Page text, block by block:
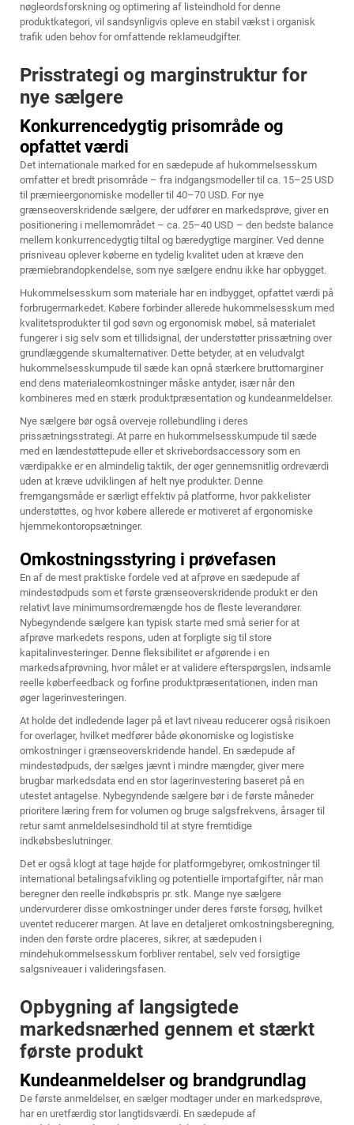
nøgleordsforskning og optimering af listeindhold for denne
produktkategori, vil sandsynligvis opleve en stabil vækst i organisk
trafik uden behov for omfattende reklameudgifter.
Prisstrategi og marginstruktur for
nye sælgere
Konkurrencedygtig prisområde og
opfattet værdi
Det internationale marked for en sædepude af hukommelsesskum
omfatter et bredt prisområde – fra indgangsmodeller til ca. 15–25 USD
til præmieergonomiske modeller til 40–70 USD. For nye
grænseoverskridende sælgere, der udfører en markedsprøve, giver en
positionering i mellemområdet – ca. 25–40 USD – den bedste balance
mellem konkurrencedygtig tiltal og bæredygtige marginer. Ved denne
prisniveau oplever køberne en tydelig kvalitet uden at kræve den
præmiebrandopkendelse, som nye sælgere endnu ikke har opbygget.
Hukommelsesskum som materiale har en indbygget, opfattet værdi på
forbrugermarkedet. Købere forbinder allerede hukommelsesskum med
kvalitetsprodukter til god søvn og ergonomisk møbel, så materialet
fungerer i sig selv som et tillidsignal, der understøtter prissætning over
grundlæggende skumalternativer. Dette betyder, at en veludvalgt
hukommelsesskumpude til sæde kan opnå stærkere bruttomarginer
end dens materialeomkostninger måske antyder, især når den
kombineres med en stærk produktpræsentation og kundeanmeldelser.
Nye sælgere bør også overveje rollebundling i deres
prissætningsstrategi. At parre en hukommelsesskumpude til sæde
med en lændestøttepude eller et skrivebordsaccessory som en
værdipakke er en almindelig taktik, der øger gennemsnitlig ordreværdi
uden at kræve udviklingen af helt nye produkter. Denne
fremgangsmåde er særligt effektiv på platforme, hvor pakkelister
understøttes, og hvor købere allerede er motiveret af ergonomiske
hjemmekontoropsætninger.
Omkostningsstyring i prøvefasen
En af de mest praktiske fordele ved at afprøve en sædepude af
mindestødpuds som et første grænseoverskridende produkt er den
relativt lave minimumsordremængde hos de fleste leverandører.
Nybegyndende sælgere kan typisk starte med små serier for at
afprøve markedets respons, uden at forpligte sig til store
kapitalinvesteringer. Denne fleksibilitet er afgørende i en
markedsafprøvning, hvor målet er at validere efterspørgslen, indsamle
reelle køberfeedback og forfine produktpræsentationen, inden man
øger lagerinvesteringen.
At holde det indledende lager på et lavt niveau reducerer også risikoen
for overlager, hvilket medfører både økonomiske og logistiske
omkostninger i grænseoverskridende handel. En sædepude af
mindestødpuds, der sælges jævnt i mindre mængder, giver mere
brugbar markedsdata end en stor lagerinvestering baseret på en
utestet antagelse. Nybegyndende sælgere bør i de første måneder
prioritere læring frem for volumen og bruge salgsfrekvens, årsager til
retur samt anmeldelsesindhold til at styre fremtidige
indkøbsbeslutninger.
Det er også klogt at tage højde for platformgebyrer, omkostninger til
international betalingsafvikling og potentielle importafgifter, når man
beregner den reelle indkøbspris pr. stk. Mange nye sælgere
undervurderer disse omkostninger under deres første forsøg, hvilket
uventet reducerer margen. At lave en detaljeret omkostningsberegning,
inden den første ordre placeres, sikrer, at sædepuden i
mindehukommelsesskum forbliver rentabel, selv ved forsigtige
salgsniveauer i valideringsfasen.
Opbygning af langsigtede
markedsnærhed gennem et stærkt
første produkt
Kundeanmeldelser og brandgrundlag
De første anmeldelser, en sælger modtager under en markedsprøve,
har en uretfærdig stor langtidsværdi. En sædepude af